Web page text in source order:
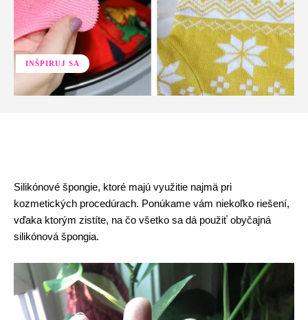
INŠPIRUJ SA
Silikónové špongie, ktoré majú využitie najmä pri
kozmetických procedúrach. Ponúkame vám niekoľko riešení,
vďaka ktorým zistíte, na čo všetko sa dá použiť obyčajná
silikónová špongia.